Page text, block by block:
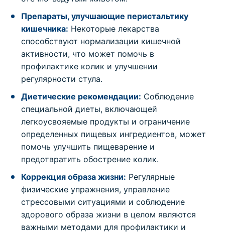
Препараты, улучшающие перистальтику
кишечника: Некоторые лекарства
способствуют нормализации кишечной
активности, что может помочь в
профилактике колик и улучшении
регулярности стула.
Диетические рекомендации: Соблюдение
специальной диеты, включающей
легкоусвояемые продукты и ограничение
определенных пищевых ингредиентов, может
помочь улучшить пищеварение и
предотвратить обострение колик.
Коррекция образа жизни: Регулярные
физические упражнения, управление
стрессовыми ситуациями и соблюдение
здорового образа жизни в целом являются
важными методами для профилактики и